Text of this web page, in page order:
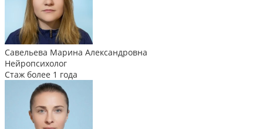
Савельева Марина Александровна
Нейропсихолог
Стаж более 1 года